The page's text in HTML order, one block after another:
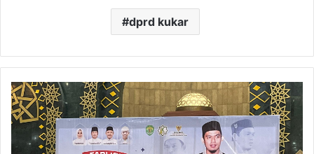
dprd kukar
Ustaz
Arrazy
Hasyim
Kupas
Makna